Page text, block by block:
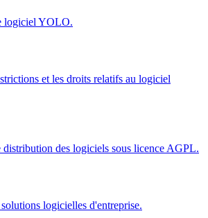
logiciel YOLO.
et les droits relatifs au logiciel
des logiciels sous licence AGPL.
logicielles d'entreprise.